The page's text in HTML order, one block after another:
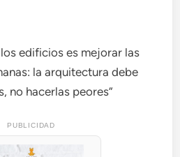
edificios es mejorar las
la arquitectura debe
no hacerlas peores”
PUBLICIDAD